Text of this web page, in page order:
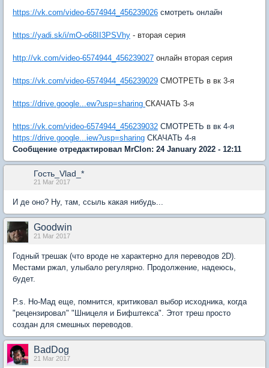
https://vk.com/video-6574944_456239026 смотреть онлайн
https://yadi.sk/i/mO-o68II3PSVhy - вторая серия
http://vk.com/video-6574944_456239027 онлайн вторая серия
https://vk.com/video-6574944_456239029 СМОТРЕТЬ в вк 3-я
https://drive.google...ew?usp=sharing СКАЧАТЬ 3-я
https://vk.com/video-6574944_456239032 СМОТРЕТЬ в вк 4-я
https://drive.google...iew?usp=sharing СКАЧАТЬ 4-я
Сообщение отредактировал MrClon: 24 January 2022 - 12:11
Гость_Vlad_*
21 Mar 2017
И де оно? Ну, там, ссыль какая нибудь...
Goodwin
21 Mar 2017
Годный трешак (что вроде не характерно для переводов 2D).
Местами ржал, улыбало регулярно. Продолжение, надеюсь,
будет.
P.s. Но-Мад еще, помнится, критиковал выбор исходника, когда
"рецензировал" "Шницеля и Бифштекса". Этот треш просто
создан для смешных переводов.
BadDog
21 Mar 2017